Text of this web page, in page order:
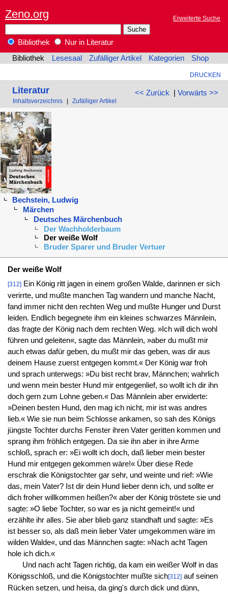
Zeno.org Erweiterte Suche
Bibliothek
Nur in Literatur
Bibliothek
Lesesaal Zufälliger Artikel Kategorien Shop
DRUCKEN
<< Zurück | Vorwärts >>
Literatur
Inhaltsverzeichnis Zufälliger Artikel
Bechstein, Ludwig
Märchen
Deutsches Märchenbuch
Der Wachholderbaum
Der weiße Wolf
Bruder Sparer und Bruder Vertuer
Der weiße Wolf
[312]Ein König ritt jagen in einem großen Walde, darinnen er sich
verirrte, und mußte manchen Tag wandern und manche Nacht,
fand immer nicht den rechten Weg und mußte Hunger und Durst
leiden. Endlich begegnete ihm ein kleines schwarzes Männlein,
das fragte der König nach dem rechten Weg. »Ich will dich wohl
führen und geleiten«, sagte das Männlein, »aber du mußt mir
auch etwas dafür geben, du mußt mir das geben, was dir aus
deinem Hause zuerst entgegen kommt.« Der König war froh
und sprach unterwegs: »Du bist recht brav, Männchen; wahrlich
und wenn mein bester Hund mir entgegenlief, so wollt ich dir ihn
doch gern zum Lohne geben.« Das Männlein aber erwiderte:
»Deinen besten Hund, den mag ich nicht, mir ist was andres
lieb.« Wie sie nun beim Schlosse ankamen, so sah des Königs
jüngste Tochter durchs Fenster ihren Vater geritten kommen und
sprang ihm fröhlich entgegen. Da sie ihn aber in ihre Arme
schloß, sprach er: »Ei wollt ich doch, daß lieber mein bester
Hund mir entgegen gekommen wäre!« Über diese Rede
erschrak die Königstochter gar sehr, und weinte und rief: »Wie
das, mein Vater? Ist dir dein Hund lieber denn ich, und sollte er
dich froher willkommen heißen?« aber der König tröstete sie und
sagte: »O liebe Tochter, so war es ja nicht gemeint!« und
erzählte ihr alles. Sie aber blieb ganz standhaft und sagte: »Es
ist besser so, als daß mein lieber Vater umgekommen wäre im
wilden Walde«, und das Männchen sagte: »Nach acht Tagen
hole ich dich.«
Und nach acht Tagen richtig, da kam ein weißer Wolf in das
Königsschloß, und die Königstochter mußte sich[312]auf seinen
Rücken setzen, und heisa, da ging's durch dick und dünn,